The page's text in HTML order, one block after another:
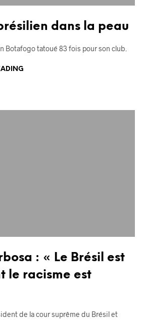
dans la peau
Botafogo tatoué 83 fois pour son club.
: « Le Brésil est
le racisme est
de la cour suprême du Brésil et